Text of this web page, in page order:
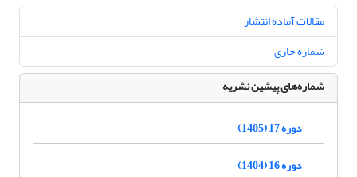
مقالات آماده انتشار
شماره جاری
شماره‌های پیشین نشریه
دوره 17 (1405)
دوره 16 (1404)